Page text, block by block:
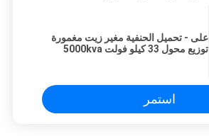
على - تحميل الحنفية مغير زيت مغمورة
توزيع محول 33 كيلو فولت 5000kva
استمر